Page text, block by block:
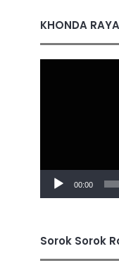
KHONDA
00:00
Sorok Sorok